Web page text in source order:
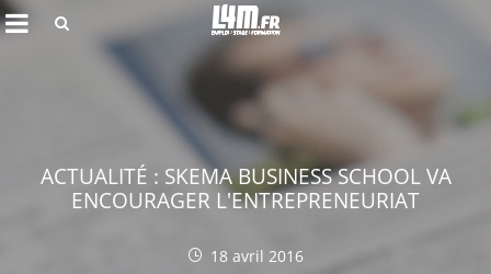
ACTUALITÉ : SKEMA BUSINESS SCHOOL VA
ENCOURAGER L'ENTREPRENEURIAT
18 avril 2016